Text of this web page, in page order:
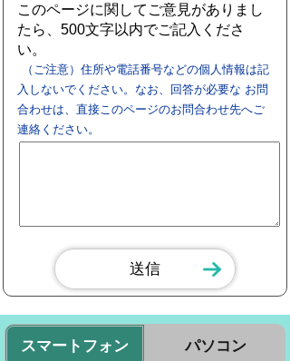
このページに関してご意見がありまし
たら、500文字以内でご記入くださ
い。
（ご注意）住所や電話番号などの個人情報は記
入しないでください。なお、回答が必要な お問
合わせは、直接このページのお問合わせ先へご
連絡ください。
スマートフォン パソコン